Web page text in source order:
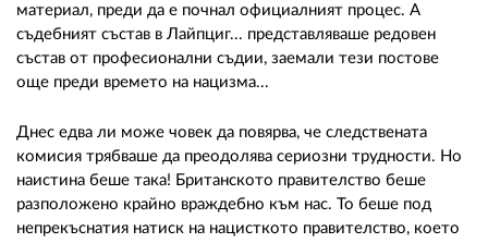
материал, преди да е почнал официалният процес. А
съдебният състав в Лайпциг... представляваше редовен
състав от професионални съдии, заемали тези постове
още преди времето на нацизма...
Днес едва ли може човек да повярва, че следствената
комисия трябваше да преодолява сериозни трудности. Но
наистина беше така! Британското правителство беше
разположено крайно враждебно към нас. То беше под
непрекъснатия натиск на нацисткото правителство, което